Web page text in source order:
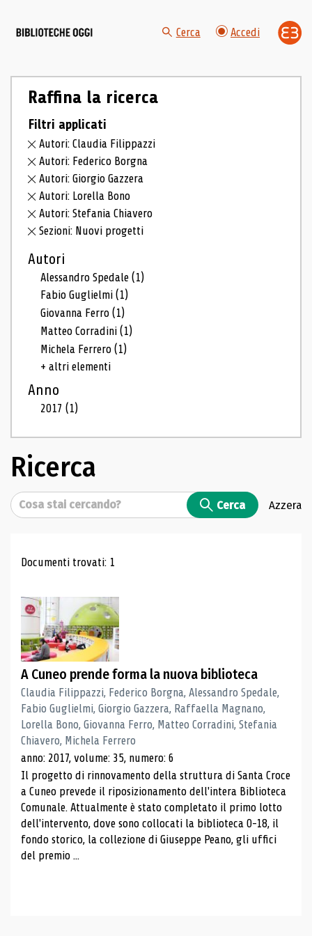
Cerca Accedi
Raffina la ricerca
Filtri applicati
Autori: Claudia Filippazzi
Autori: Federico Borgna
Autori: Giorgio Gazzera
Autori: Lorella Bono
Autori: Stefania Chiavero
Sezioni: Nuovi progetti
Autori
Alessandro Spedale(1)
Fabio Guglielmi(1)
Giovanna Ferro(1)
Matteo Corradini(1)
Michela Ferrero(1)
+ altri elementi
Anno
2017(1)
Ricerca
Cerca Cerca Azzera
Risultati di ricerca
Documenti trovati: 1
A Cuneo prende forma la nuova biblioteca
Claudia Filippazzi, Federico Borgna, Alessandro Spedale,
Fabio Guglielmi, Giorgio Gazzera, Raffaella Magnano,
Lorella Bono, Giovanna Ferro, Matteo Corradini, Stefania
Chiavero, Michela Ferrero
anno: 2017, volume: 35, numero: 6
Il progetto di rinnovamento della struttura di Santa Croce
a Cuneo prevede il riposizionamento dell'intera Biblioteca
Comunale. Attualmente è stato completato il primo lotto
dell'intervento, dove sono collocati la biblioteca 0-18, il
fondo storico, la collezione di Giuseppe Peano, gli uffici
del premio ...